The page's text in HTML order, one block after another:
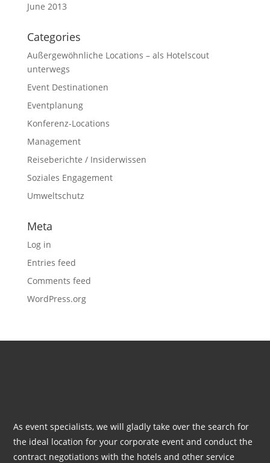
June 2013
Categories
Außergewöhnliche Locations – als Hotelscout
unterwegs
Event Destinationen
Eventplanung
Konferenz-Locations
Management
Reiseberichte / Insiderwissen
Soziales Engagement
Umweltschutz
Meta
Log in
Entries feed
Comments feed
WordPress.org
As event specialists, we will gladly take over the search for
the ideal location for your corporate event and conduct the
contract negotiations with the hotels and other service